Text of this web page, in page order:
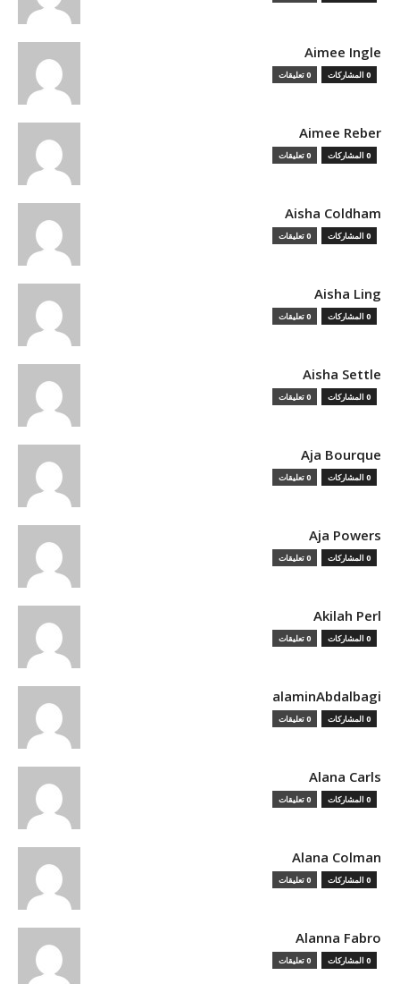
Aimee Ingle
0 المشاركات 0 تعليقات
Aimee Reber
0 المشاركات 0 تعليقات
Aisha Coldham
0 المشاركات 0 تعليقات
Aisha Ling
0 المشاركات 0 تعليقات
Aisha Settle
0 المشاركات 0 تعليقات
Aja Bourque
0 المشاركات 0 تعليقات
Aja Powers
0 المشاركات 0 تعليقات
Akilah Perl
0 المشاركات 0 تعليقات
alaminAbdalbagi
0 المشاركات 0 تعليقات
Alana Carls
0 المشاركات 0 تعليقات
Alana Colman
0 المشاركات 0 تعليقات
Alanna Fabro
0 المشاركات 0 تعليقات